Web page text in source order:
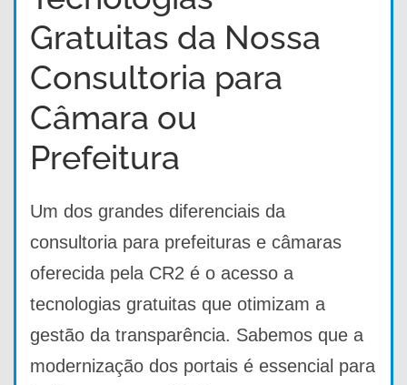
Gratuitas da Nossa
Consultoria para
Câmara ou
Prefeitura
Um dos grandes diferenciais da
consultoria para prefeituras e câmaras
oferecida pela CR2 é o acesso a
tecnologias gratuitas que otimizam a
gestão da transparência. Sabemos que a
modernização dos portais é essencial para